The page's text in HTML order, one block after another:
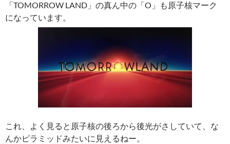
「TOMORROW LAND」の真ん中の「O」も原子核マーク
になっています。
これ、よく見ると原子核の後ろから後光がさしていて、な
んかピラミッドみたいに見えるねー。